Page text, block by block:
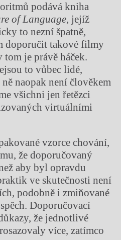
podává kniha
of Language, jejíž
to nezní špatně,
doporučit takové filmy
tom je právě háček.
to vůbec lidé,
naopak není člověkem
všichni jen řetězci
virtuálními
vzorce chování,
že doporučovaný
aby byl opravdu
ve skutečnosti není
podobně i zmiňované
Doporučovací
že jednotlivé
více, zatímco